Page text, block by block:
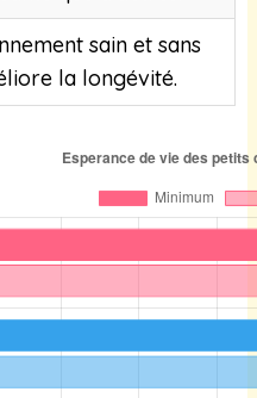
sain et sans
la longévité.